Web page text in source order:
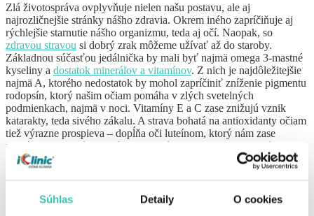
Súhlas Detaily O cookies
Zlá životospráva ovplyvňuje nielen našu postavu, ale aj
najrozličnejšie stránky nášho zdravia. Okrem iného zapríčiňuje aj
rýchlejšie starnutie nášho organizmu, teda aj očí. Naopak, so
zdravou stravou si dobrý zrak môžeme užívať až do staroby.
Základnou súčasťou jedálnička by mali byť najmä omega 3-mastné
kyseliny a dostatok minerálov a vitamínov. Z nich je najdôležitejšie
najmä A, ktorého nedostatok by mohol zapríčiniť zníženie pigmentu
rodopsín, ktorý našim očiam pomáha v zlých svetelných
podmienkach, najmä v noci. Vitamíny E a C zase znižujú vznik
katarakty, teda sivého zákalu. A strava bohatá na antioxidanty očiam
tiež výrazne prospieva – dopĺňa oči luteínom, ktorý nám zase
pomáha pri priveľmi silných svetelných podmienkach. Meď a
patria k minerálom, ktoré nášmu organizmu pomáhajú pri
vstrebávaní živín a vitamínov, takže aby naše oči dostali to najlepšie